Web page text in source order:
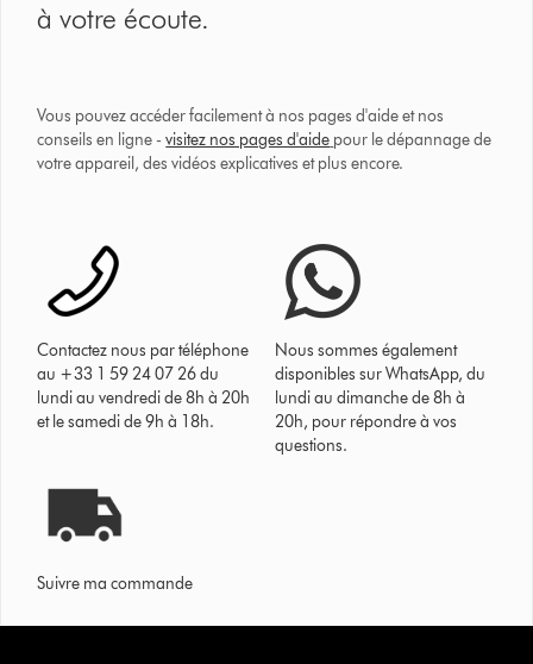
à votre écoute.
Vous pouvez accéder facilement à nos pages d'aide et nos
conseils en ligne -visitez nos pages d'aide pour le dépannage de
votre appareil, des vidéos explicatives et plus encore.
Contactez nous par téléphone
au +33 1 59 24 07 26 du
lundi au vendredi de 8h à 20h
et le samedi de 9h à 18h.
Nous sommes également
disponibles sur WhatsApp, du
lundi au dimanche de 8h à
20h, pour répondre à vos
questions.
Suivre ma commande